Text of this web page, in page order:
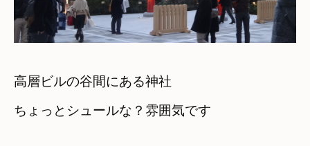
高層ビルの谷間にある神社
ちょっとシュールな？雰囲気です